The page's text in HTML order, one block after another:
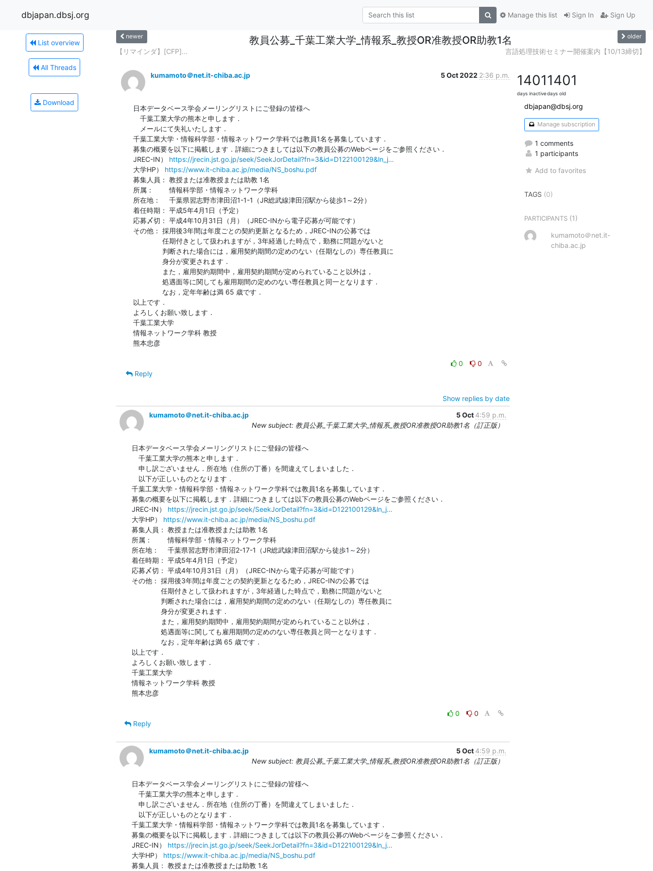
dbjapan.dbsj.org Sign In Sign Up
Manage this list
List overview
All Threads
Download
newer 教員公募_千葉工業大学_情報系_教授OR准教授OR助教1名 older
【リマインダ】[CFP]... 言語処理技術セミナー開催案内【10/13締切】
kumamoto＠net.it-chiba.ac.jp 5 Oct 2022 2:36 p.m.
日本データベース学会メーリングリストにご登録の皆様へ
千葉工業大学の熊本と申します．
メールにて失礼いたします．
千葉工業大学・情報科学部・情報ネットワーク学科では教員1名を募集しています．
募集の概要を以下に掲載します．詳細につきましては以下の教員公募のWebページをご参照ください．
JREC-IN） https://jrecin.jst.go.jp/seek/SeekJorDetail?fn=3&id=D122100129&ln_j…
大学HP） https://www.it-chiba.ac.jp/media/NS_boshu.pdf
募集人員： 教授または准教授または助教 1名
所属：　　 情報科学部・情報ネットワーク学科
所在地：　 千葉県習志野市津田沼1-1-1（JR総武線津田沼駅から徒歩1～2分）
着任時期： 平成5年4月1日（予定）
応募〆切： 平成4年10月31日（月）（JREC-INから電子応募が可能です）
その他： 採用後3年間は年度ごとの契約更新となるため，JREC-INの公募では
任期付きとして扱われますが，3年経過した時点で，勤務に問題がないと
判断された場合には，雇⽤契約期間の定めのない（任期なしの）専任教員に
⾝分が変更されます．
また，雇⽤契約期間中，雇⽤契約期間が定められていること以外は，
処遇⾯等に関しても雇⽤期間の定めのない専任教員と同⼀となります．
なお，定年年齢は満 65 歳です．
以上です．
よろしくお願い致します．
千葉工業大学
情報ネットワーク学科 教授
熊本忠彦
0
0
Reply
Show replies by date
kumamoto＠net.it-chiba.ac.jp
5 Oct 4:59 p.m.
New subject: 教員公募_千葉工業大学_情報系_教授OR准教授OR助教1名（訂正版）
日本データベース学会メーリングリストにご登録の皆様へ
千葉工業大学の熊本と申します．
申し訳ございません．所在地（住所の丁番）を間違えてしまいました．
以下が正しいものとなります．
千葉工業大学・情報科学部・情報ネットワーク学科では教員1名を募集しています．
募集の概要を以下に掲載します．詳細につきましては以下の教員公募のWebページをご参照ください．
JREC-IN） https://jrecin.jst.go.jp/seek/SeekJorDetail?fn=3&id=D122100129&ln_j…
大学HP） https://www.it-chiba.ac.jp/media/NS_boshu.pdf
募集人員： 教授または准教授または助教 1名
所属：　　 情報科学部・情報ネットワーク学科
所在地：　 千葉県習志野市津田沼2-17-1（JR総武線津田沼駅から徒歩1～2分）
着任時期： 平成5年4月1日（予定）
応募〆切： 平成4年10月31日（月）（JREC-INから電子応募が可能です）
その他： 採用後3年間は年度ごとの契約更新となるため，JREC-INの公募では
任期付きとして扱われますが，3年経過した時点で，勤務に問題がないと
判断された場合には，雇⽤契約期間の定めのない（任期なしの）専任教員に
⾝分が変更されます．
また，雇⽤契約期間中，雇⽤契約期間が定められていること以外は，
処遇⾯等に関しても雇⽤期間の定めのない専任教員と同⼀となります．
なお，定年年齢は満 65 歳です．
以上です．
よろしくお願い致します．
千葉工業大学
情報ネットワーク学科 教授
熊本忠彦
0
0
Reply
kumamoto＠net.it-chiba.ac.jp 5 Oct 4:59 p.m.
New subject: 教員公募_千葉工業大学_情報系_教授OR准教授OR助教1名（訂正版）
日本データベース学会メーリングリストにご登録の皆様へ
千葉工業大学の熊本と申します．
申し訳ございません．所在地（住所の丁番）を間違えてしまいました．
以下が正しいものとなります．
千葉工業大学・情報科学部・情報ネットワーク学科では教員1名を募集しています．
募集の概要を以下に掲載します．詳細につきましては以下の教員公募のWebページをご参照ください．
JREC-IN） https://jrecin.jst.go.jp/seek/SeekJorDetail?fn=3&id=D122100129&ln_j…
大学HP） https://www.it-chiba.ac.jp/media/NS_boshu.pdf
募集人員： 教授または准教授または助教 1名
1401
days inactive
1401
days old
dbjapan@dbsj.org
Manage subscription
1 comments
1 participants
Add to favorites
TAGS (0)
PARTICIPANTS (1)
kumamoto＠net.it-
chiba.ac.jp